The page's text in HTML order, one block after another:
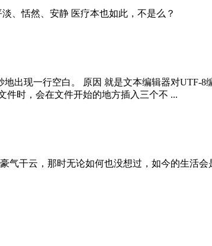
、恬然、安静 医疗本也如此，不是么？
出现一行空白。 原因 就是文本编辑器对UTF-8
件时，会在文件开始的地方插入三个不 ...
气干云，那时无论如何也没想过，如今的生活